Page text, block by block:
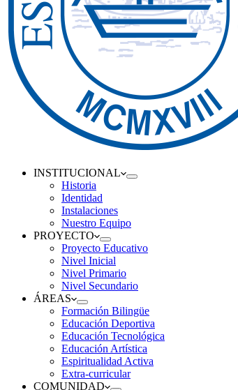
INSTITUCIONAL
Historia
Identidad
Instalaciones
Nuestro Equipo
PROYECTO
Proyecto Educativo
Nivel Inicial
Nivel Primario
Nivel Secundario
ÁREAS
Formación Bilingüe
Educación Deportiva
Educación Tecnológica
Educación Artística
Espiritualidad Activa
Extra-curricular
COMUNIDAD